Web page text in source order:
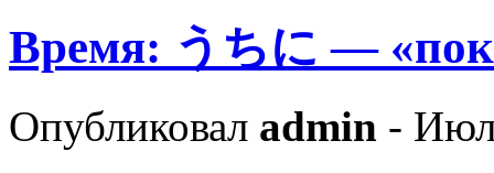
Время: うちに —
Опубликовал admin -